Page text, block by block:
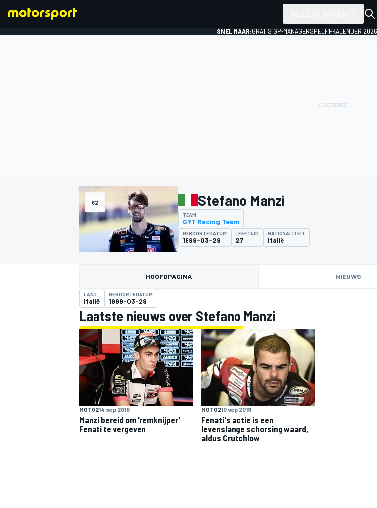
MOTOGP
SNEL NAAR:GRATIS GP-MANAGERSPEL F1-KALENDER 2026
62 Stefano Manzi
TEAM
GRT Racing Team
GEBOORTEDATUM
1999-03-29
LEEFTIJD
27
NATIONALITEIT
Italië
HOOFDPAGINA NIEUWS
LAND
Italië
GEBOORTEDATUM
1999-03-29
Laatste nieuws over Stefano Manzi
MOTO214 sep 2018
Manzi bereid om 'remknijper'
Fenati te vergeven
MOTO210 sep 2018
Fenati's actie is een
levenslange schorsing waard,
aldus Crutchlow